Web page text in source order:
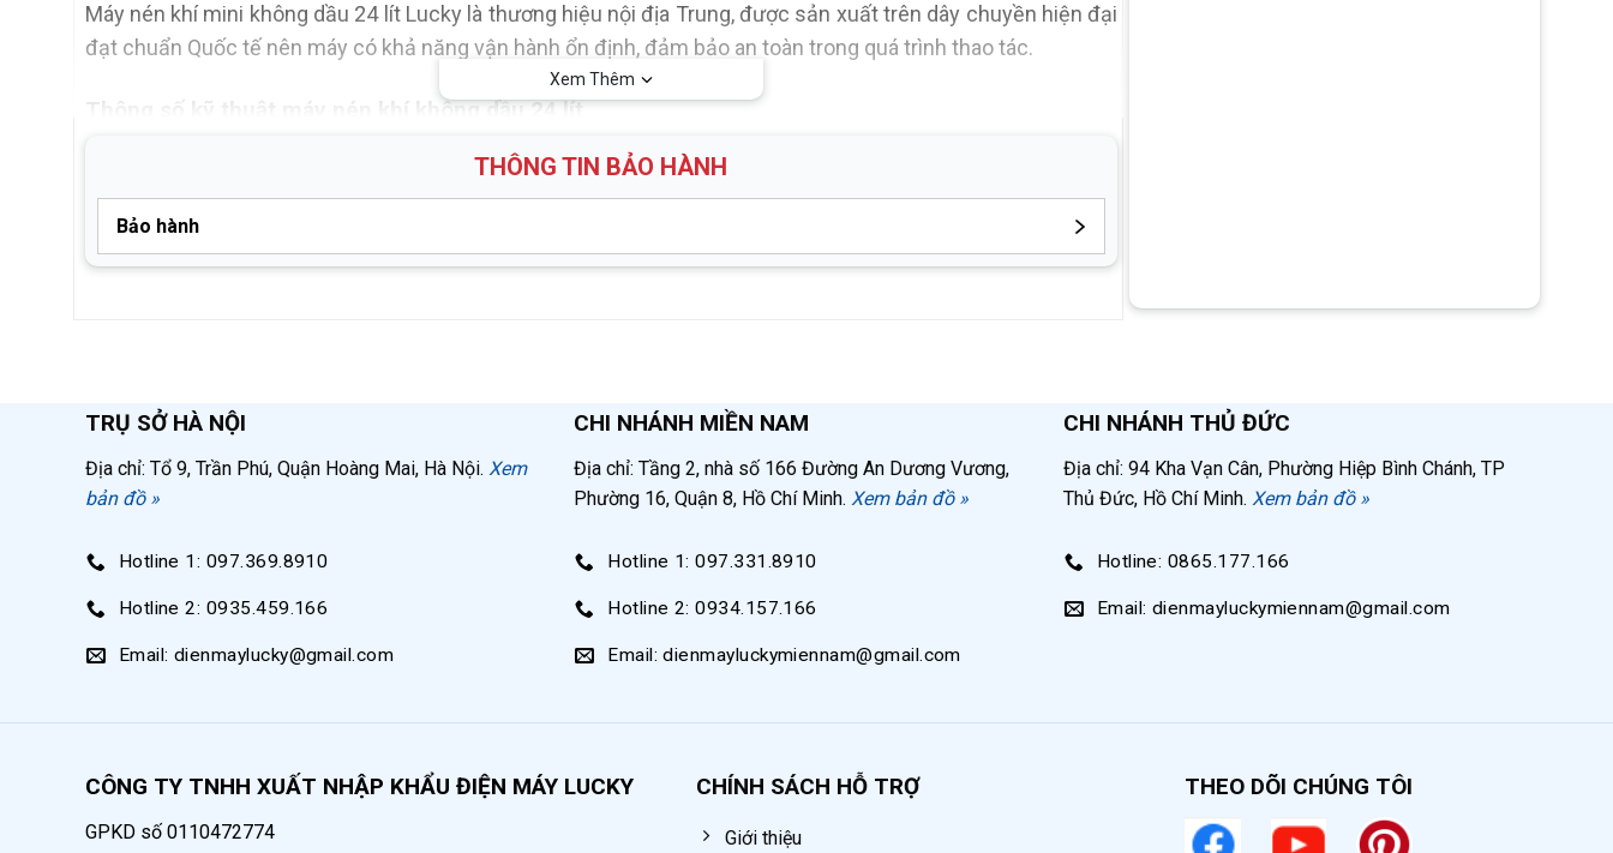
Máy nén khí mini không dầu 24 lít Lucky là thương hiệu nội địa Trung, được sản xuất trên dây chuyền hiện đại
đạt chuẩn Quốc tế nên máy có khả năng vận hành ổn định, đảm bảo an toàn trong quá trình thao tác.
Thông số kỹ thuật máy nén khí không dầu 24 lít
0.75Hp
Điện áp
Áp lực 8bar
Kích thước 53x24x47cm
Khối lượng 18kg
Ứng dụng máy nén khí mini không dầu 24 lít
Máy nén khí không dầu 24 lít có khí nén đầu ra khô và sạch nên đáp ứng nhu cầu sử dụng trong 1 số các
Cung cấp khí nén để xì khô, xịt bụi vệ sinh bảng mạch điện tử ứng dụng trong sửa chữa máy tính.
Hỗ trợ lau dọn nhà cửa, thông cống, thông bồn cầu,…
Xem Thêm
THÔNG TIN BẢO HÀNH
Bảo hành
TRỤ SỞ HÀ NỘI
Địa chỉ: Tổ 9, Trần Phú, Quận Hoàng Mai, Hà Nội. Xem
bản đồ »
Hotline 1: 097.369.8910
Hotline 2: 0935.459.166
Email: dienmaylucky@gmail.com
CHI NHÁNH MIỀN NAM
Địa chỉ: Tầng 2, nhà số 166 Đường An Dương Vương,
Phường 16, Quận 8, Hồ Chí Minh.Xem bản đồ »
Hotline 1: 097.331.8910
Hotline 2: 0934.157.166
Email: dienmayluckymiennam@gmail.com
CHI NHÁNH THỦ ĐỨC
Địa chỉ: 94 Kha Vạn Cân, Phường Hiệp Bình Chánh, TP
Thủ Đức, Hồ Chí Minh. Xem bản đồ »
Hotline: 0865.177.166
Email: dienmayluckymiennam@gmail.com
CÔNG TY TNHH XUẤT NHẬP KHẨU ĐIỆN MÁY LUCKY
GPKD số 0110472774
CHÍNH SÁCH HỖ TRỢ
Giới thiệu
THEO DÕI CHÚNG TÔI